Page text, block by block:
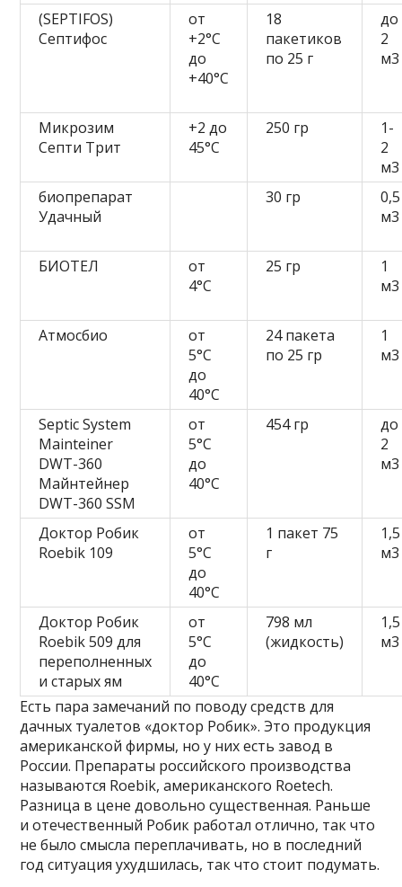
(SEPTIFOS)
Септифос
от
+2°С
до
+40°С
18
пакетиков
по 25 г
до
2
м3
Микрозим
Септи Трит
+2 до
45°С
250 гр
1-
2
м3
биопрепарат
Удачный
30 гр
0,5
м3
БИОТЕЛ
от
4°C
25 гр
1
м3
Атмосбио
от
5°C
до
40°C
24 пакета
по 25 гр
1
м3
Septic System
Mainteiner
DWT-360
Майнтейнер
DWT-360 SSM
от
5°C
до
40°C
454 гр
до
2
м3
Доктор Робик
Roebik 109
от
5°C
до
40°C
1 пакет 75
г
1,5
м3
Доктор Робик
Roebik 509 для
переполненных
и старых ям
от
5°C
до
40°C
798 мл
(жидкость)
1,5
м3
Есть пара замечаний по поводу средств для
дачных туалетов «доктор Робик». Это продукция
американской фирмы, но у них есть завод в
России. Препараты российского производства
называются Roebik, американского Roetech.
Разница в цене довольно существенная. Раньше
и отечественный Робик работал отлично, так что
не было смысла переплачивать, но в последний
год ситуация ухудшилась, так что стоит подумать.